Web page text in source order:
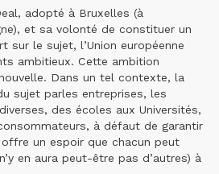
adopté à Bruxelles (à
et sa volonté de constituer un
sur le sujet, l’Union européenne
ambitieux. Cette ambition
Dans un tel contexte, la
sujet parles entreprises, les
des écoles aux Universités,
à défaut de garantir
un espoir que chacun peut
en aura peut-être pas d’autres) à